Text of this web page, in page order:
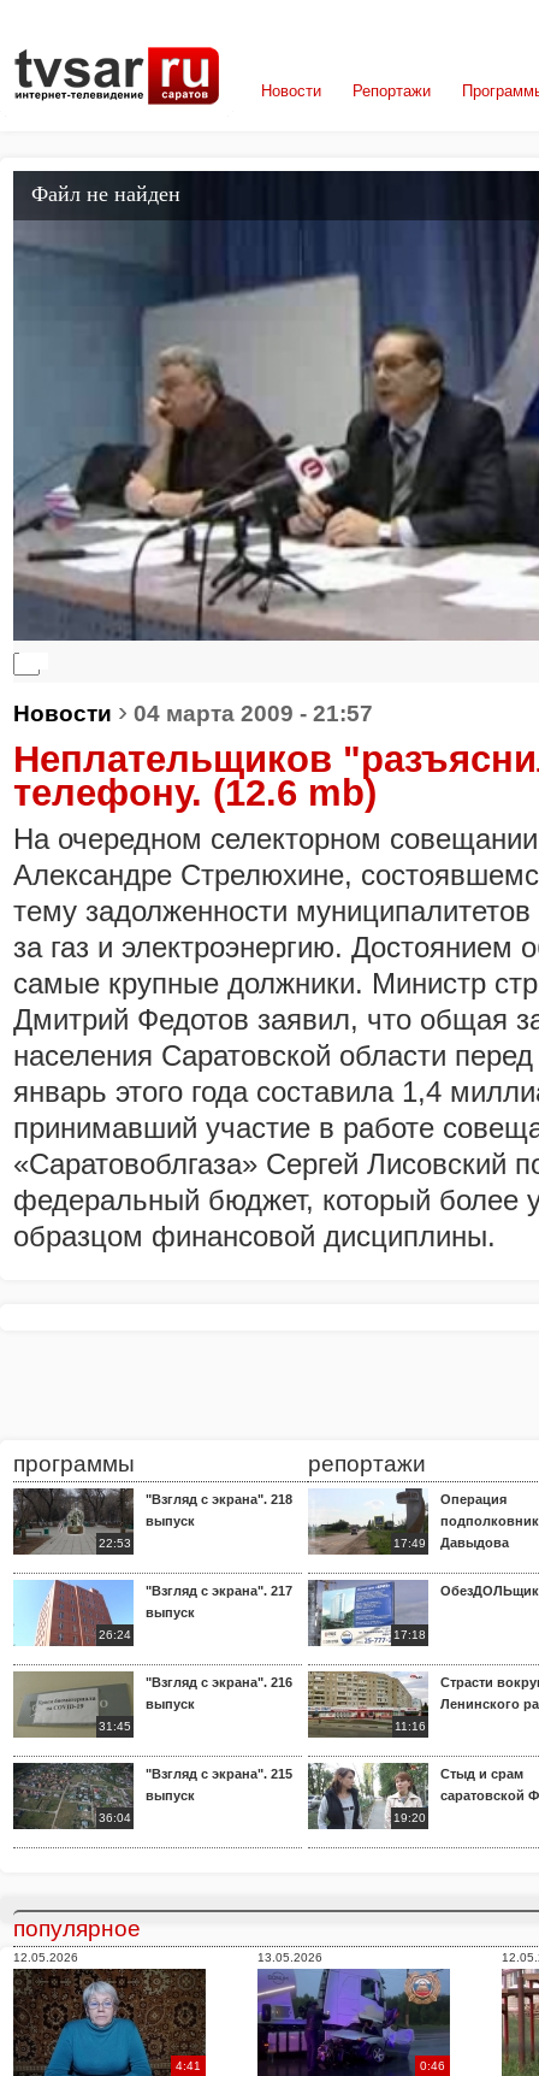
Новости Репортажи
Файл не найден
Новости › 04 марта 2009 - 21:57
Неплательщиков
телефону. (12.6 mb)
На очередном селекторном
Александре Стрелюхине,
тему задолженности
за газ и электроэнергию. Достоянием
самые крупные должники. Министр
Дмитрий Федотов заявил, что общая
населения Саратовской области
январь этого года составила 1,4
принимавший участие в работе
«Саратовоблгаза» Сергей Лисовский
федеральный бюджет, который более
образцом финансовой дисциплины.
программы
22:53
"Взгляд с экрана". 218
выпуск
26:24
"Взгляд с экрана". 217
выпуск
31:45
"Взгляд с экрана". 216
выпуск
36:04
"Взгляд с экрана". 215
выпуск
репортажи
17:49
Операция
Давыдова
17:18
11:16
Страсти
Ленинского
19:20
Стыд и срам
саратовской
популярное
12.05.2026
4:41
13.05.2026
0:46